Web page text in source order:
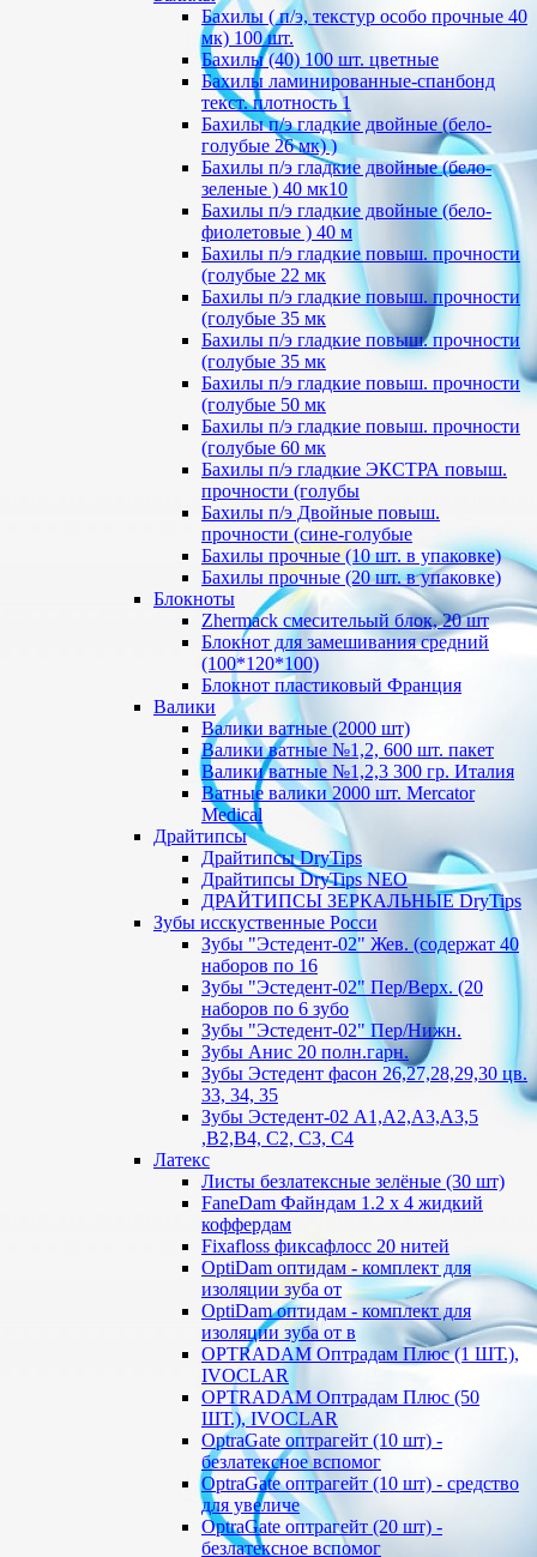
Бахилы ( п/э, текстур особо прочные 40
мк) 100 шт.
Бахилы (40) 100 шт. цветные
Бахилы ламинированные-спанбонд
текст. плотность 1
Бахилы п/э гладкие двойные (бело-
голубые 26 мк) )
Бахилы п/э гладкие двойные (бело-
зеленые ) 40 мк10
Бахилы п/э гладкие двойные (бело-
фиолетовые ) 40 м
Бахилы п/э гладкие повыш. прочности
(голубые 22 мк
Бахилы п/э гладкие повыш. прочности
(голубые 35 мк
Бахилы п/э гладкие повыш. прочности
(голубые 35 мк
Бахилы п/э гладкие повыш. прочности
(голубые 50 мк
Бахилы п/э гладкие повыш. прочности
(голубые 60 мк
Бахилы п/э гладкие ЭКСТРА повыш.
прочности (голубы
Бахилы п/э Двойные повыш.
прочности (сине-голубые
Бахилы прочные (10 шт. в упаковке)
Бахилы прочные (20 шт. в упаковке)
Блокноты
Zhermack смесительый блок, 20 шт
Блокнот для замешивания средний
(100*120*100)
Блокнот пластиковый Франция
Валики
Валики ватные (2000 шт)
Валики ватные №1,2, 600 шт. пакет
Валики ватные №1,2,3 300 гр. Италия
Ватные валики 2000 шт. Mercator
Medical
Драйтипсы
Драйтипсы DryTips
Драйтипсы DryTips NEO
ДРАЙТИПСЫ ЗЕРКАЛЬНЫЕ DryTips
Зубы исскуственные Росси
Зубы "Эстедент-02" Жев. (содержат 40
наборов по 16
Зубы "Эстедент-02" Пер/Верх. (20
наборов по 6 зубо
Зубы "Эстедент-02" Пер/Нижн.
Зубы Анис 20 полн.гарн.
Зубы Эстедент фасон 26,27,28,29,30 цв.
33, 34, 35
Зубы Эстедент-02 А1,А2,А3,А3,5
,В2,В4, С2, С3, С4
Латекс
Листы безлатексные зелёные (30 шт)
FaneDam Файндам 1.2 х 4 жидкий
коффердам
Fixafloss фиксафлосс 20 нитей
OptiDam оптидам - комплект для
изоляции зуба от
OptiDam оптидам - комплект для
изоляции зуба от в
OPTRADAM Оптрадам Плюс (1 ШТ.),
IVOCLAR
OPTRADAM Оптрадам Плюс (50
ШТ.), IVOCLAR
OptraGate оптрагейт (10 шт) -
безлатексное вспомог
OptraGate оптрагейт (10 шт) - средство
для увеличе
OptraGate оптрагейт (20 шт) -
безлатексное вспомог